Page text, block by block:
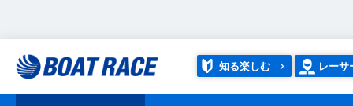
知る楽しむ レーサ